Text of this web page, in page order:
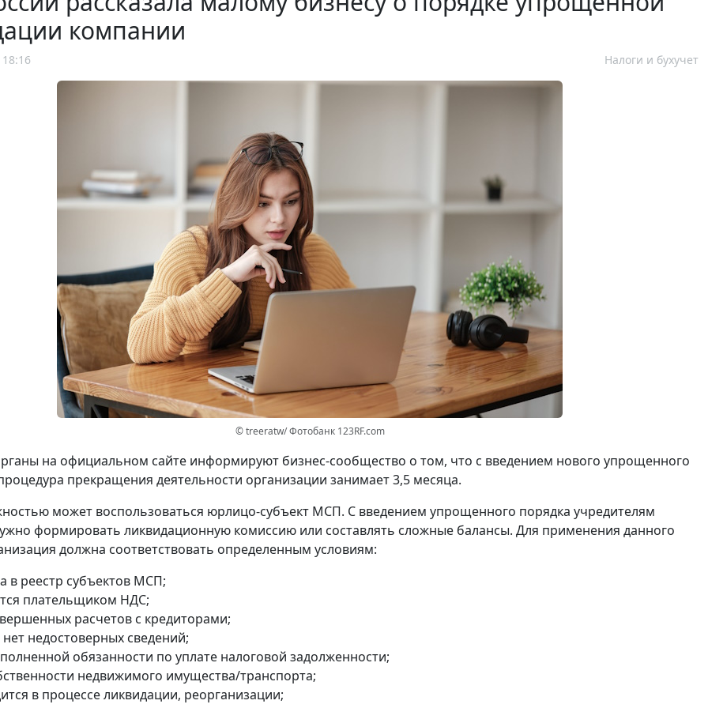
компании
Налоги и бухучет
© treeratw/ Фотобанк 123RF.com
на официальном сайте информируют бизнес-сообщество о том, что с введением нового упрощенного
прекращения деятельности организации занимает 3,5 месяца.
может воспользоваться юрлицо-субъект МСП. С введением упрощенного порядка учредителям
формировать ликвидационную комиссию или составлять сложные балансы. Для применения данного
должна соответствовать определенным условиям:
в реестр субъектов МСП;
плательщиком НДС;
расчетов с кредиторами;
недостоверных сведений;
обязанности по уплате налоговой задолженности;
недвижимого имущества/транспорта;
в процессе ликвидации, реорганизации;